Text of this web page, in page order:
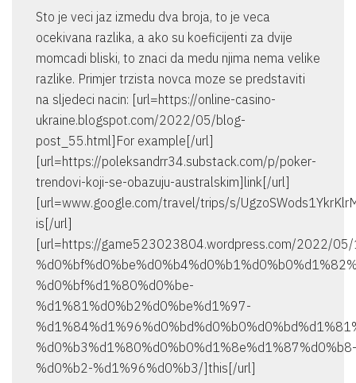
Sto je veci jaz izmedu dva broja, to je veca
ocekivana razlika, a ako su koeficijenti za dvije
momcadi bliski, to znaci da medu njima nema velike
razlike. Primjer trzista novca moze se predstaviti
na sljedeci nacin: [url=https://online-casino-
ukraine.blogspot.com/2022/05/blog-
post_55.html]For example[/url]
[url=https://poleksandrr34.substack.com/p/poker-
trendovi-koji-se-obazuju-australskim]link[/url]
[url=www.google.com/travel/trips/s/
is[/url]
[url=https://game523023804.wordpress.com/2022/
%d0%bf%d1%80%d0%be-
%d1%81%d0%b2%d0%be%d1%97-
%d0%b3%d1%80%d0%b0%d1%8e%d1%87%d0%b8-
%d0%b2-%d1%96%d0%b3/]this[/url]